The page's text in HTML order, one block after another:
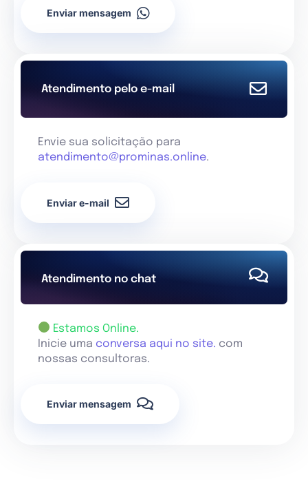
Enviar mensagem
Atendimento pelo e-mail
Envie sua solicitação para
atendimento@prominas.online.
Enviar e-mail
Atendimento no chat
Estamos Online.
Inicie uma conversa aqui no site. com
nossas consultoras.
Enviar mensagem